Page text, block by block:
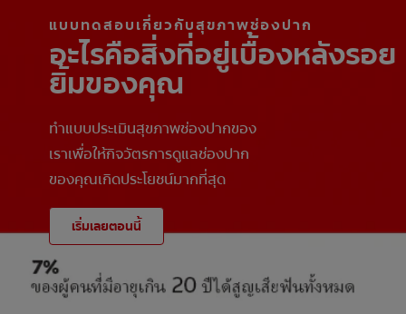
แบบทดสอบเกี่ยวกับสุขภาพช่องปาก
อะไรคือสิ่งที่อยู่เบื้องหลังรอย
ยิ้มของคุณ
ทำแบบประเมินสุขภาพช่องปากของ
เราเพื่อให้กิจวัตรการดูแลช่องปาก
ของคุณเกิดประโยชน์มากที่สุด
เริ่มเลยตอนนี้